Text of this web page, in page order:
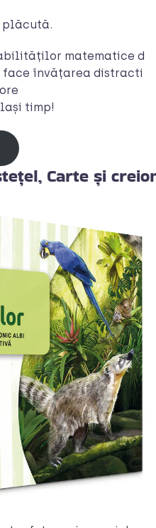
plăcută.
matematice d
face învățarea distracti
timp!
Carte și